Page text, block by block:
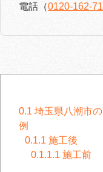
電話（0120-162-
0.1 埼玉県八潮市
例
0.1.1 施工後
0.1.1.1 施工前